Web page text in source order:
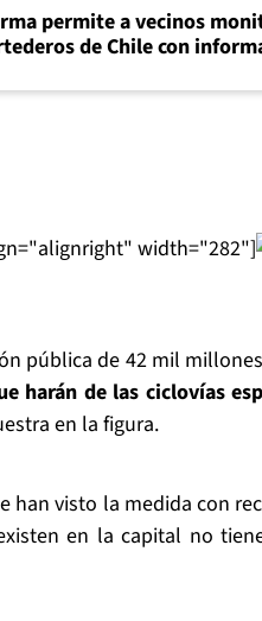
permite a vecinos
de Chile con
width="282"]
pública de 42 mil
harán de las ciclovías
en la figura.
han visto la medida con
en la capital no